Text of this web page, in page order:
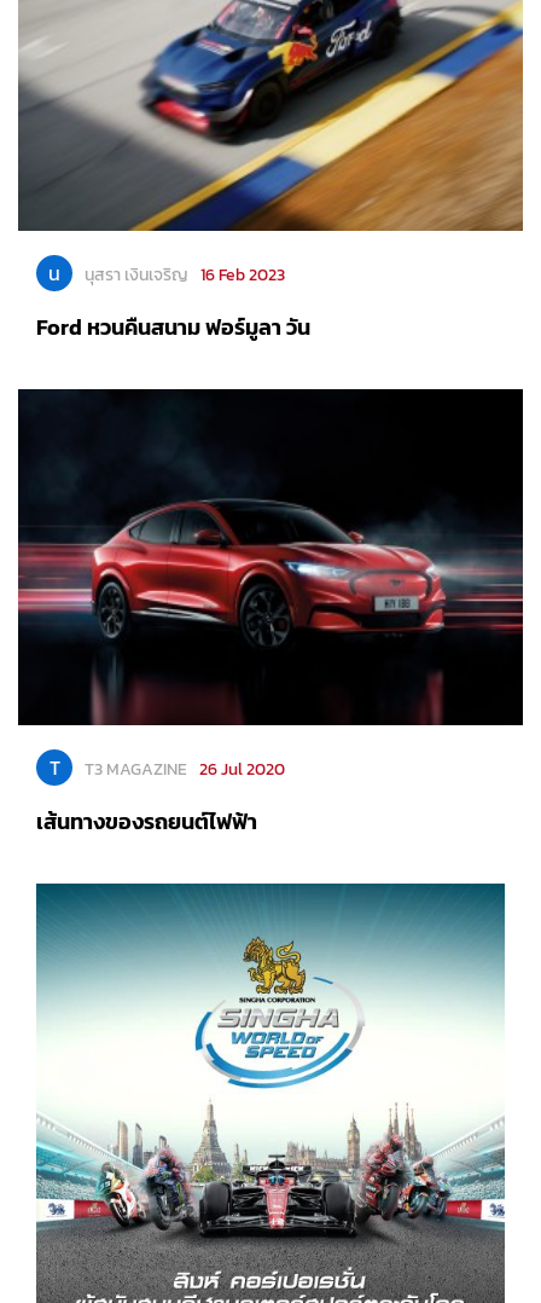
น นุสรา เงินเจริญ 16 Feb 2023
Ford หวนคืนสนาม ฟอร์มูลา วัน
T T3 MAGAZINE 26 Jul 2020
เส้นทางของรถยนต์ไฟฟ้า